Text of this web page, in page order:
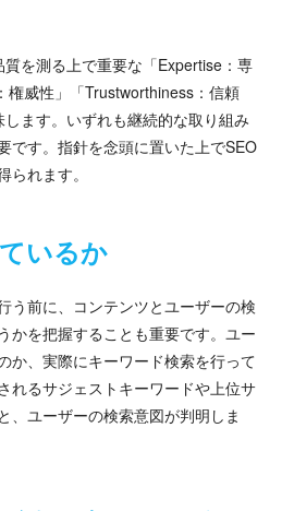
を測る上で重要な「Expertise：専
権威性」「Trustworthiness：信頼
ます。いずれも継続的な取り組み
です。指針を念頭に置いた上でSEO
れます。
いるか
う前に、コンテンツとユーザーの検
かを把握することも重要です。ユー
か、実際にキーワード検索を行って
れるサジェストキーワードや上位サ
、ユーザーの検索意図が判明しま